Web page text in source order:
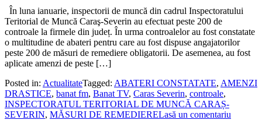
În luna ianuarie, inspectorii de muncă din cadrul Inspectoratului
Teritorial de Muncă Caraş-Severin au efectuat peste 200 de
controale la firmele din județ. În urma controalelor au fost constatate
o multitudine de abateri pentru care au fost dispuse angajatorilor
peste 200 de măsuri de remediere obligatorii. De asemenea, au fost
aplicate amenzi de peste […]
Posted in: ActualitateTagged: ABATERI CONSTATATE, AMENZI
DRASTICE, banat fm, Banat TV, Caras Severin, controale,
INSPECTORATUL TERITORIAL DE MUNCĂ CARAȘ-
SEVERIN, MĂSURI DE REMEDIERELasă un comentariu